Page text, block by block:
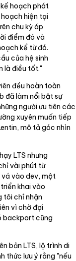
hoạch phát
hoạch hiện tại
chu kỳ áp
điểm đó và
kể từ đó.
của hệ sinh
là điều tốt."
đều hoàn toàn
đã làm nổi bật sự
người ưu tiên các
xuyên muốn tiếp
mô tả góc nhìn
LTS nhưng
vài phút từ
vá vào dev, một
khai vào
tôi chỉ nhận
vì chờ đợi
backport cũng
bản LTS, lộ trình di
thức lưu ý rằng "nếu